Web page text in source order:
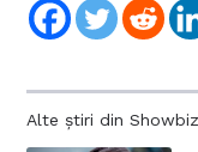
Alte știri din